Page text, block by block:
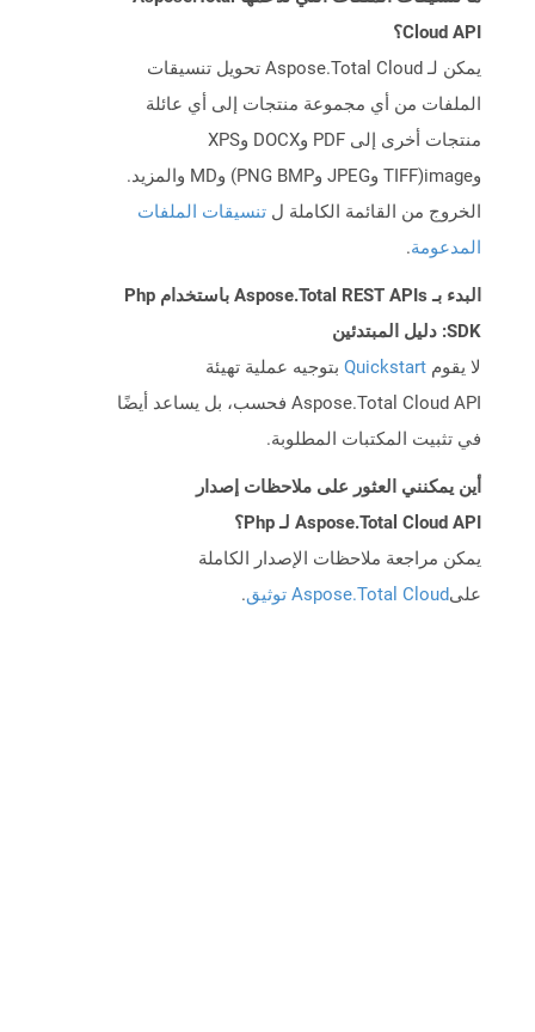
Cloud API؟
يمكن لـ Aspose.Total Cloud تحويل تنسيقات
الملفات من أي مجموعة منتجات إلى أي عائلة
منتجات أخرى إلى PDF وDOCX وXPS
وimage(TIFF وJPEG وPNG BMP) وMD والمزيد.
الخروج من القائمة الكاملة ل تنسيقات الملفات
المدعومة.
البدء بـ Aspose.Total REST APIs باستخدام Php
SDK: دليل المبتدئين
لا يقوم Quickstart بتوجيه عملية تهيئة
Aspose.Total Cloud API فحسب، بل يساعد أيضًا
في تثبيت المكتبات المطلوبة.
أين يمكنني العثور على ملاحظات إصدار
Aspose.Total Cloud API لـ Php؟
يمكن مراجعة ملاحظات الإصدار الكاملة
علىAspose.Total Cloud توثيق .